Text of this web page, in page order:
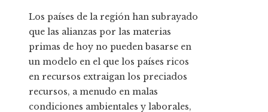
Los países de la región han subrayado
que las alianzas por las materias
primas de hoy no pueden basarse en
un modelo en el que los países ricos
en recursos extraigan los preciados
recursos, a menudo en malas
condiciones ambientales y laborales,